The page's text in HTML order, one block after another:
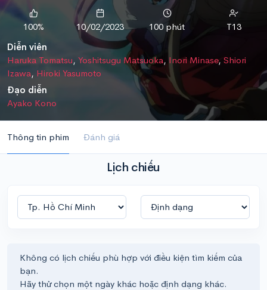
100% 10/02/2023 100 phút
T13
Diễn viên
Haruka Tomatsu, Yoshitsugu Matsuoka, Inori Minase, Shiori
Izawa, Hiroki Yasumoto
Đạo diễn
Ayako Kono
Thông tin phim Đánh giá
Lịch chiếu
Không có lịch chiếu phù hợp với điều kiện tìm kiếm của
bạn.
Hãy thử chọn một ngày khác hoặc định dạng khác.